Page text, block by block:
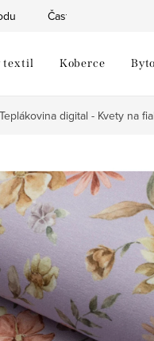
Často kladené otázky
textil Koberce
Teplákovina digital - Kvety na